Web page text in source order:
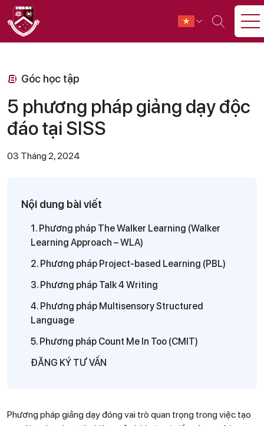
Góc học tập
5 phương pháp giảng dạy độc
đáo tại SISS
03 Tháng 2, 2024
Nội dung bài viết
1. Phương pháp The Walker Learning (Walker
Learning Approach – WLA)
2. Phương pháp Project-based Learning (PBL)
3. Phương pháp Talk 4 Writing
4. Phương pháp Multisensory Structured
Language
5. Phương pháp Count Me In Too (CMIT)
ĐĂNG KÝ TƯ VẤN
Phương pháp giảng dạy đóng vai trò quan trọng trong việc tạo